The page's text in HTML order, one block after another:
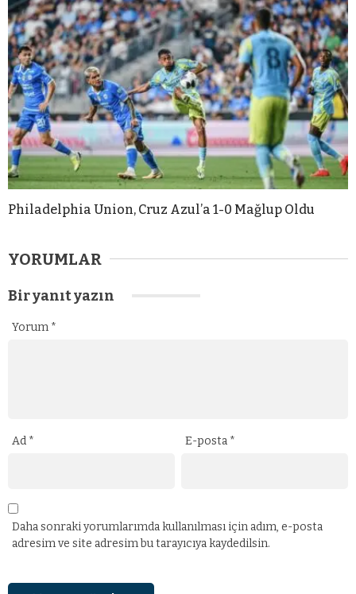
Philadelphia Union, Cruz Azul’a 1-0 Mağlup Oldu
YORUMLAR
Bir yanıt yazın
Yorum *
Ad * E-posta *
Daha sonraki yorumlarımda kullanılması için adım, e-posta
adresim ve site adresim bu tarayıcıya kaydedilsin.